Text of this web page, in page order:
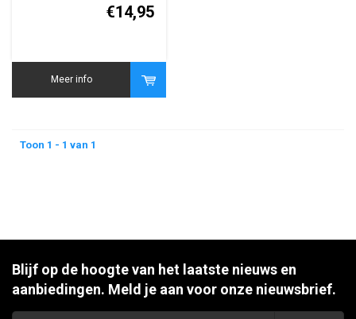
Bekabelde Android
€14,95
Meer info
Toon 1 - 1 van 1
Blijf op de hoogte van het laatste nieuws en
aanbiedingen. Meld je aan voor onze nieuwsbrief.